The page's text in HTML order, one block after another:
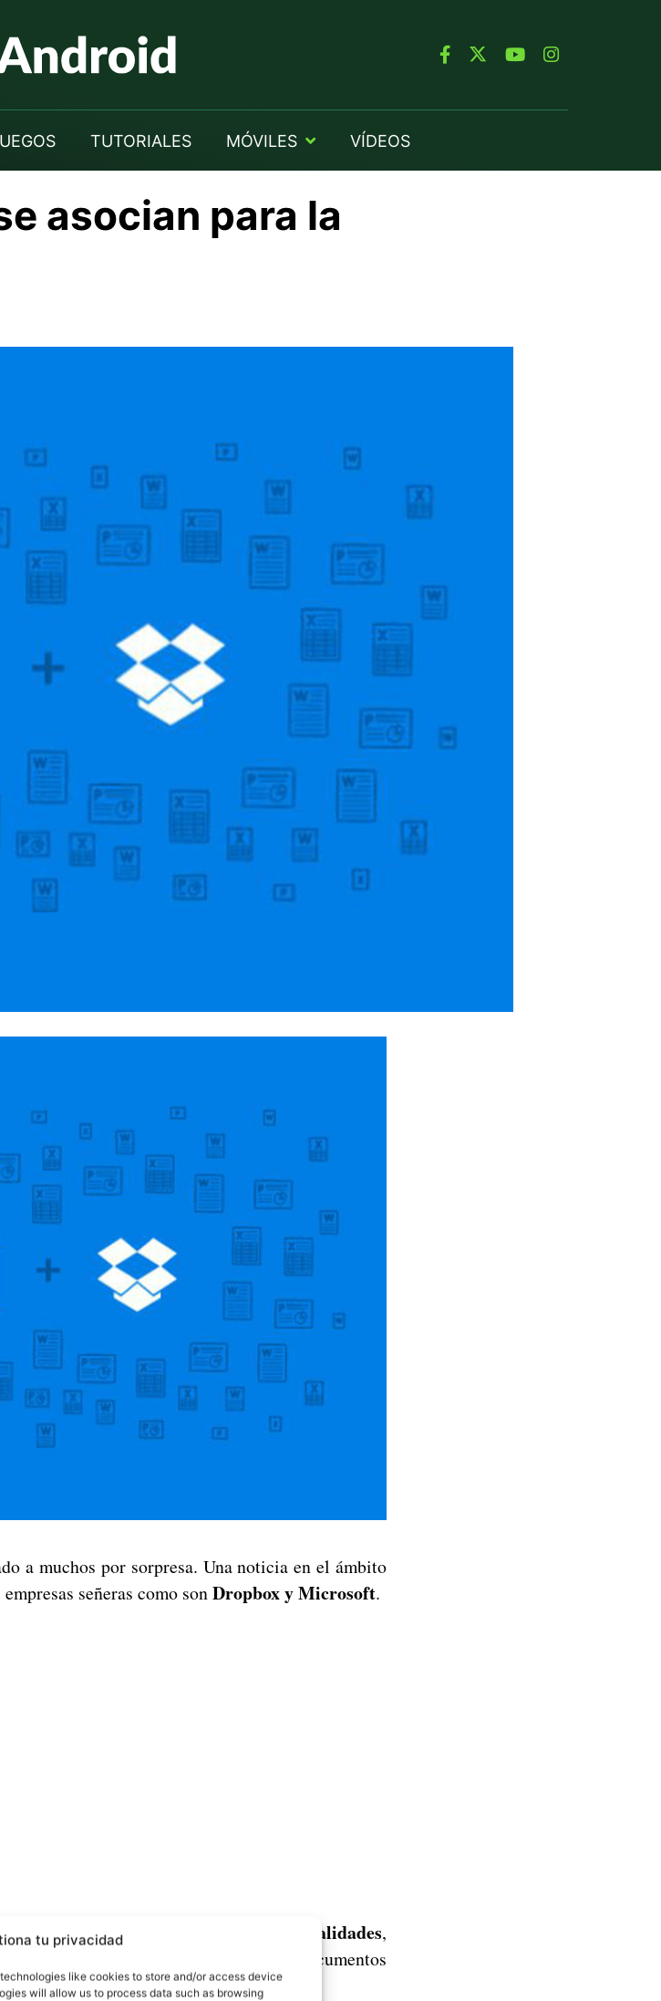
tu privacidad
like cookies to store and/or access device
will allow us to process data such as browsing
TUTORIALES MÓVILES VÍDEOS
asocian para la
a muchos por sorpresa. Una noticia en el ámbito
señeras como sonDropbox y Microsoft.
por el que compartirán funcionalidades,
en la nube y el trabajo con documentos